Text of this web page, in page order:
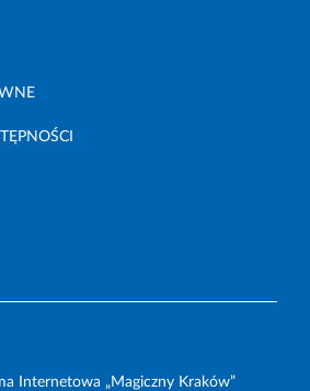
Internetowa „Magiczny Kraków”